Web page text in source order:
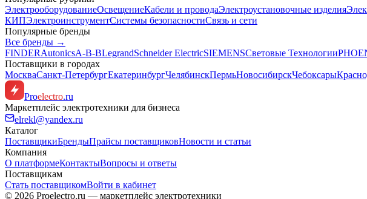
ЭлектрооборудованиеОсвещениеКабели и проводаЭлектроустановочные изделия
КИПЭлектроинструментСистемы безопасностиСвязь и сети
Популярные бренды
Все бренды →
FINDERAutonicsA-B-BLegrandSchneider ElectricSIEMENSСветовые Технологии
Поставщики в городах
МоскваСанкт-ПетербургЕкатеринбургЧелябинскПермьНовосибирскЧебоксары
Proelectro.ru
Маркетплейс электротехники для бизнеса
elrekl@yandex.ru
Каталог
ПоставщикиБрендыПрайсы поставщиковНовости и статьи
Компания
О платформеКонтактыВопросы и ответы
Поставщикам
Стать поставщикомВойти в кабинет
© 2026 Proelectro.ru — маркетплейс электротехники